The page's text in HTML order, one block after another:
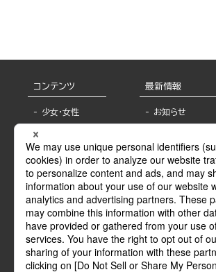
コンテンツ
少女・女性
BL
ライトノベル
青年・一般
グラビア・写真
モーター誌
SPECIAL
最新情報
お知らせ
報
書店様へ
海外ライセンシー
公式SNSアカウ
ント
作家一覧
Keyword list